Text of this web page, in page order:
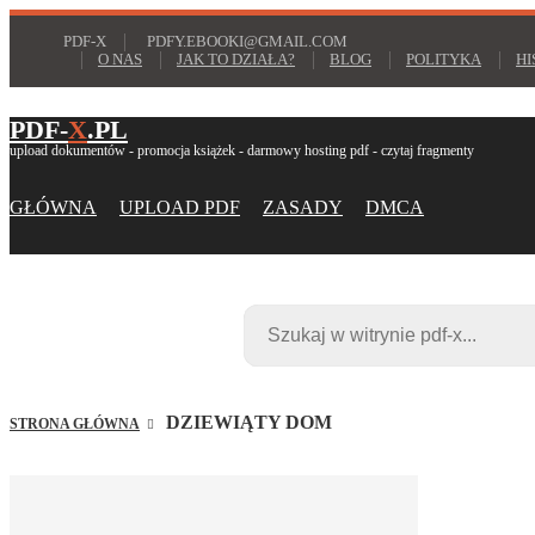
PDF-X
PDFY.EBOOKI@GMAIL.COM
O NAS
JAK TO DZIAŁA? BLOG POLITYKA
PDF-X.PL
upload dokumentów - promocja książek - darmowy hosting pdf - czytaj fragmenty
GŁÓWNA UPLOAD PDF ZASADY DMCA
STRONA GŁÓWNA DZIEWIĄTY DOM